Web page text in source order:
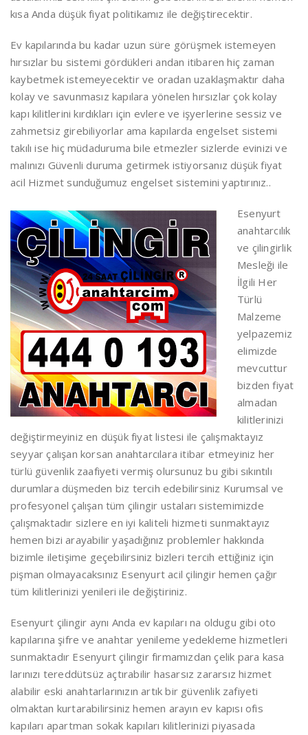
kısa Anda düşük fiyat politikamız ile değiştirecektir.
Ev kapılarında bu kadar uzun süre görüşmek istemeyen
hırsızlar bu sistemi gördükleri andan itibaren hiç zaman
kaybetmek istemeyecektir ve oradan uzaklaşmaktır daha
kolay ve savunmasız kapılara yönelen hırsızlar çok kolay
kapı kilitlerini kırdıkları için evlere ve işyerlerine sessiz ve
zahmetsiz girebiliyorlar ama kapılarda engelset sistemi
takılı ise hiç müdaduruma bile etmezler sizlerde evinizi ve
malınızı Güvenli duruma getirmek istiyorsanız düşük fiyat
acil Hizmet sunduğumuz engelset sistemini yaptırınız..
Esenyurt
anahtarcılık
ve çilingirlik
Mesleği ile
İlgili Her
Türlü
Malzeme
yelpazemiz
elimizde
mevcuttur
bizden fiyat
almadan
kilitlerinizi
değiştirmeyiniz en düşük fiyat listesi ile çalışmaktayız
seyyar çalışan korsan anahtarcılara itibar etmeyiniz her
türlü güvenlik zaafiyeti vermiş olursunuz bu gibi sıkıntılı
durumlara düşmeden biz tercih edebilirsiniz Kurumsal ve
profesyonel çalışan tüm çilingir ustaları sistemimizde
çalışmaktadır sizlere en iyi kaliteli hizmeti sunmaktayız
hemen bizi arayabilir yaşadığınız problemler hakkında
bizimle iletişime geçebilirsiniz bizleri tercih ettiğiniz için
pişman olmayacaksınız Esenyurt acil çilingir hemen çağır
tüm kilitlerinizi yenileri ile değiştiriniz.
Esenyurt çilingir aynı Anda ev kapıları na oldugu gibi oto
kapılarına şifre ve anahtar yenileme yedekleme hizmetleri
sunmaktadır Esenyurt çilingir firmamızdan çelik para kasa
larınızı tereddütsüz açtırabilir hasarsız zararsız hizmet
alabilir eski anahtarlarınızın artık bir güvenlik zafiyeti
olmaktan kurtarabilirsiniz hemen arayın ev kapısı ofis
kapıları apartman sokak kapıları kilitlerinizi piyasada